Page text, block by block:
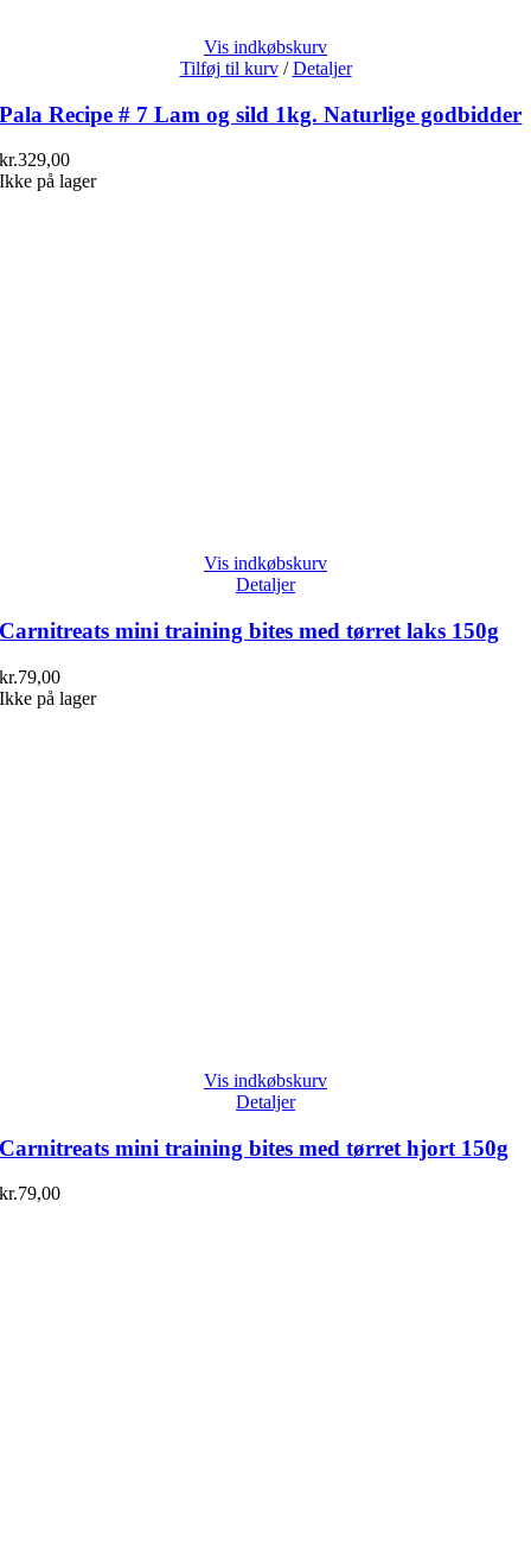
Vis indkøbskurv
Tilføj til kurv / Detaljer
Pala Recipe # 7 Lam og sild 1kg. Naturlige godbidder
kr.329,00
Ikke på lager
Vis indkøbskurv
Detaljer
Carnitreats mini training bites med tørret laks 150g
kr.79,00
Ikke på lager
Vis indkøbskurv
Detaljer
Carnitreats mini training bites med tørret hjort 150g
kr.79,00